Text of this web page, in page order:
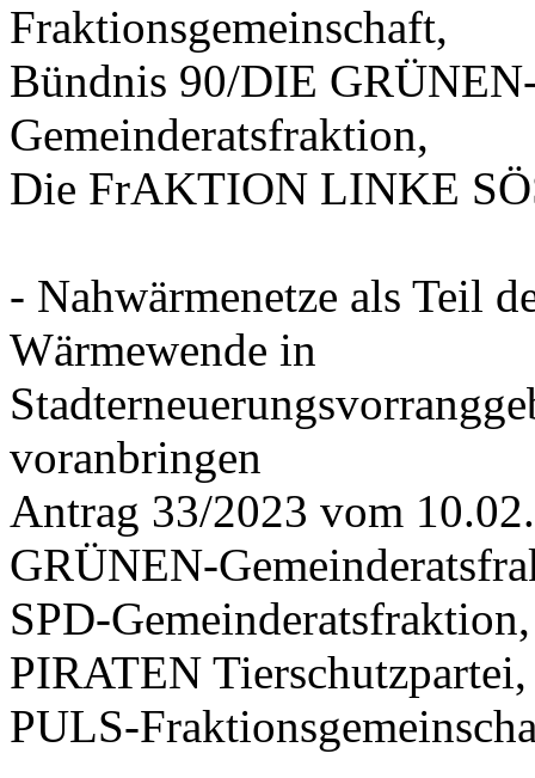
Fraktionsgemeinschaft,
Bündnis 90/DIE
Gemeinderatsfraktion,
Die FrAKTION LINKE
- Nahwärmenetze als Teil
Wärmewende in
voranbringen
Antrag 33/2023 vom
GRÜNEN-
SPD-
PIRATEN Tierschutzpartei,
PULS-